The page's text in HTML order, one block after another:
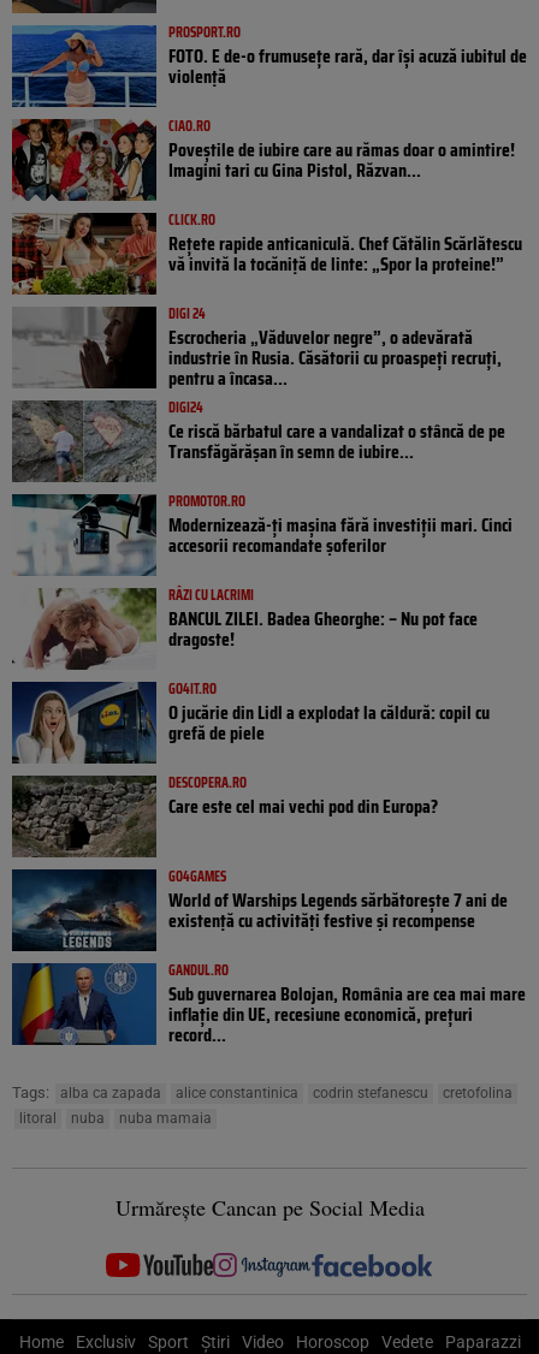
PROSPORT.RO
FOTO. E de-o frumusețe rară, dar își acuză iubitul de
violență
CIAO.RO
Poveştile de iubire care au rămas doar o amintire!
Imagini tari cu Gina Pistol, Răzvan...
CLICK.RO
Rețete rapide anticaniculă. Chef Cătălin Scărlătescu
vă invită la tocăniță de linte: „Spor la proteine!”
DIGI 24
Escrocheria „Văduvelor negre”, o adevărată
industrie în Rusia. Căsătorii cu proaspeți recruți,
pentru a încasa...
DIGI24
Ce riscă bărbatul care a vandalizat o stâncă de pe
Transfăgărășan în semn de iubire...
PROMOTOR.RO
Modernizează-ți mașina fără investiții mari. Cinci
accesorii recomandate șoferilor
RÂZI CU LACRIMI
BANCUL ZILEI. Badea Gheorghe: – Nu pot face
dragoste!
GO4IT.RO
O jucărie din Lidl a explodat la căldură: copil cu
grefă de piele
DESCOPERA.RO
Care este cel mai vechi pod din Europa?
GO4GAMES
World of Warships Legends sărbătorește 7 ani de
existență cu activități festive și recompense
GANDUL.RO
Sub guvernarea Bolojan, România are cea mai mare
inflație din UE, recesiune economică, prețuri
record...
Tags: alba ca zapada alice constantinica codrin stefanescu
cretofolina
litoral
nuba nuba mamaia
Urmărește Cancan pe Social Media
Home Exclusiv Sport Știri Video Horoscop Vedete Paparazzi